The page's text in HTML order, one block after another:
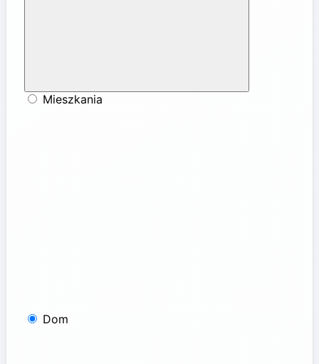
Mieszkania
Dom